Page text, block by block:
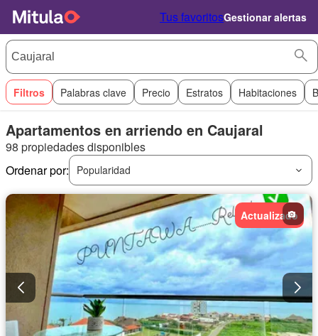
Tus favoritosGestionar alertas
Filtros Palabras clave Precio Estratos Habitaciones
Apartamentos en arriendo en Caujaral
98 propiedades disponibles
Ordenar por:
Popularidad
Actualizado